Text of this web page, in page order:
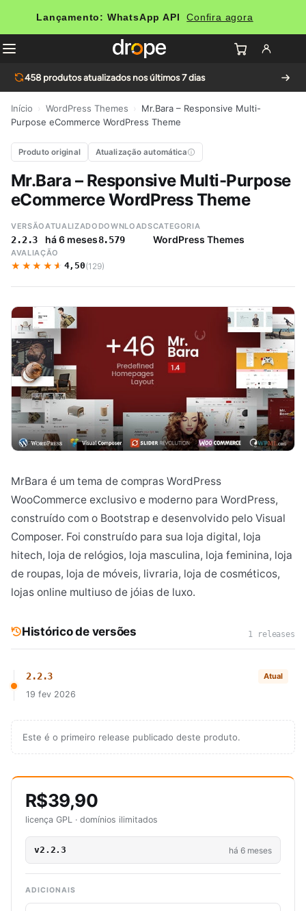
Lançamento: WhatsApp API Confira agora
458 produtos atualizados nos últimos 7 dias
Início WordPress Themes
Mr.Bara – Responsive Multi-
Purpose eCommerce WordPress Theme
Produto original Atualização automática
Mr.Bara – Responsive Multi-Purpose
eCommerce WordPress Theme
VERSÃO
2.2.3
ATUALIZADO
há 6 meses
DOWNLOADS
8.579
CATEGORIA
WordPress Themes
AVALIAÇÃO
★★★★★
★★★★★ 4,50(129)
MrBara é um tema de compras WordPress
WooCommerce exclusivo e moderno para WordPress,
construído com o Bootstrap e desenvolvido pelo Visual
Composer. Foi construído para sua loja digital, loja
hitech, loja de relógios, loja masculina, loja feminina, loja
de roupas, loja de móveis, livraria, loja de cosméticos,
lojas online multiuso de jóias de luxo.
Histórico de versões 1 releases
2.2.3 Atual
19 fev 2026
Este é o primeiro release publicado deste produto.
R$39,90
licença GPL · domínios ilimitados
v2.2.3 há 6 meses
ADICIONAIS